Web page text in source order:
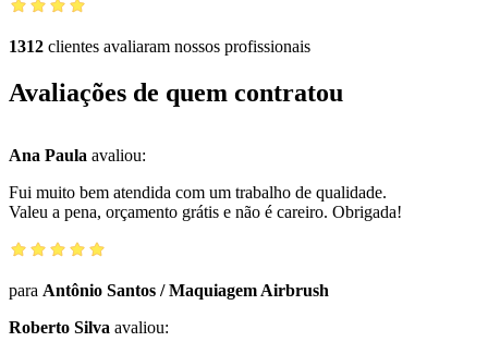
1312 clientes avaliaram nossos profissionais
Avaliações de quem contratou
Ana Paula avaliou:
Fui muito bem atendida com um trabalho de qualidade.
Valeu a pena, orçamento grátis e não é careiro. Obrigada!
para Antônio Santos /Maquiagem Airbrush
Roberto Silva avaliou: